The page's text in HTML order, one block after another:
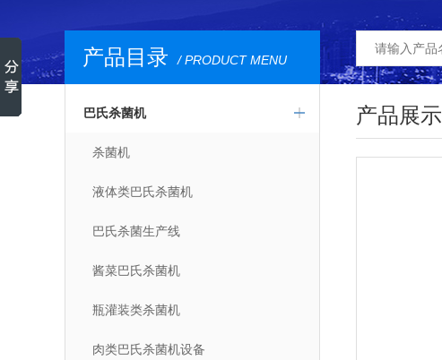
产品目录 / PRODUCT MENU
巴氏杀菌机
杀菌机
液体类巴氏杀菌机
巴氏杀菌生产线
酱菜巴氏杀菌机
瓶灌装类杀菌机
肉类巴氏杀菌机设备
产品展示